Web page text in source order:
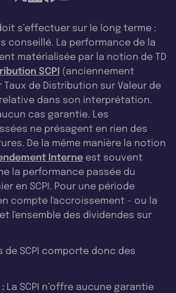
s’effectuer sur le long terme :
conseillé. La performance de la
matérialisée par la notion de TD
SCPI (anciennement
Taux de Distribution sur Valeur de
dans son interprétation.
cas garantie. Les
ne présagent en rien des
De la même manière la notion
Interne est souvent
la performance passée du
en SCPI. Pour une période
compte l'accroissement - ou la
l'ensemble des dividendes sur
SCPI comporte donc des
La SCPI n’offre aucune garantie